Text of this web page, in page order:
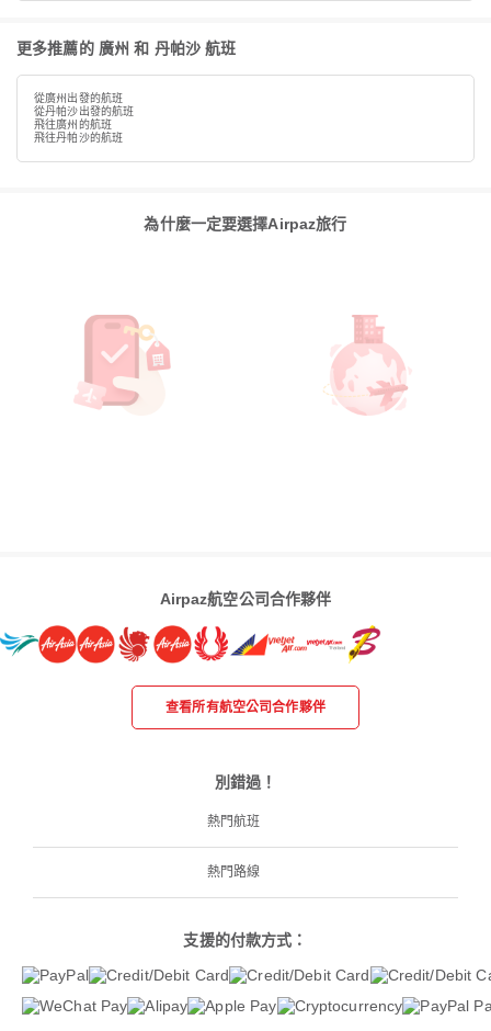
更多推薦的 廣州 和 丹帕沙 航班
從廣州出發的航班
從丹帕沙出發的航班
飛往廣州的航班
飛往丹帕沙的航班
為什麼一定要選擇Airpaz旅行
Airpaz航空公司合作夥伴
查看所有航空公司合作夥伴
別錯過！
熱門航班
熱門路線
支援的付款方式：